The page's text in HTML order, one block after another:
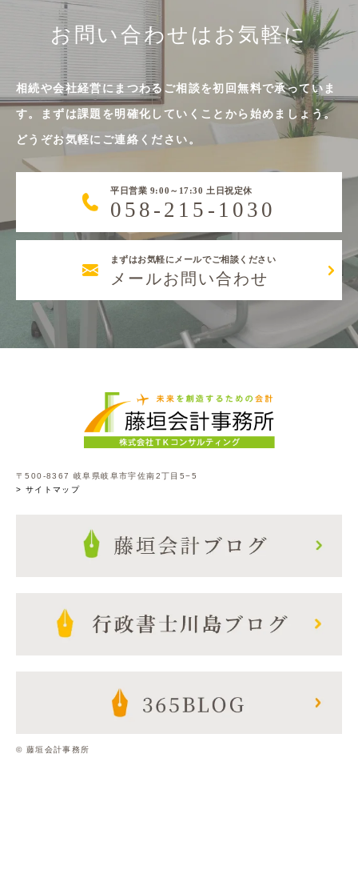
お問い合わせはお気軽に
相続や会社経営にまつわるご相談を初回無料で承っていま
す。まずは課題を明確化していくことから始めましょう。
どうぞお気軽にご連絡ください。
平日営業 9:00～17:30 土日祝定休
058-215-1030
まずはお気軽にメールでご相談ください
メールお問い合わせ
〒500-8367 岐阜県岐阜市宇佐南2丁目5−5
> サイトマップ
© 藤垣会計事務所